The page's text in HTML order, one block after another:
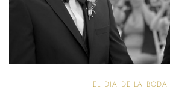
EL DIA DE LA BODA